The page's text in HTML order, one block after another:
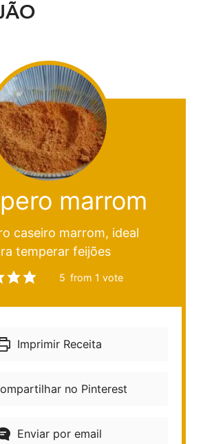
marrom
caseiro marrom, ideal
temperar feijões
5 from 1 vote
Imprimir Receita
no Pinterest
Enviar por email